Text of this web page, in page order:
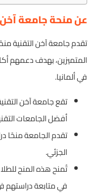
عن منحة جامعة آخن
تقدم جامعة آخن التقنية
المتميزين، بهدف دعمهم
في ألمانيا.
تقع جامعة آخن
أفضل الجامعات
تقدم الجامعة منحًا
الجزئي.
تُمنح هذه المنح
في متابعة دراستهم